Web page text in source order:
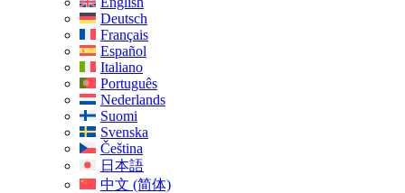
Deutsch
Français
Español
Italiano
Português
Nederlands
Suomi
Svenska
Čeština
日本語
中文 (简体)